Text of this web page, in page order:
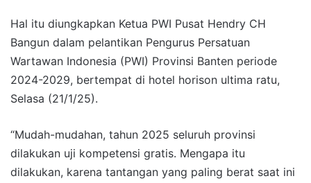
Hal itu diungkapkan Ketua PWI Pusat Hendry CH
Bangun dalam pelantikan Pengurus Persatuan
Wartawan Indonesia (PWI) Provinsi Banten periode
2024-2029, bertempat di hotel horison ultima ratu,
Selasa (21/1/25).
“Mudah-mudahan, tahun 2025 seluruh provinsi
dilakukan uji kompetensi gratis. Mengapa itu
dilakukan, karena tantangan yang paling berat saat ini